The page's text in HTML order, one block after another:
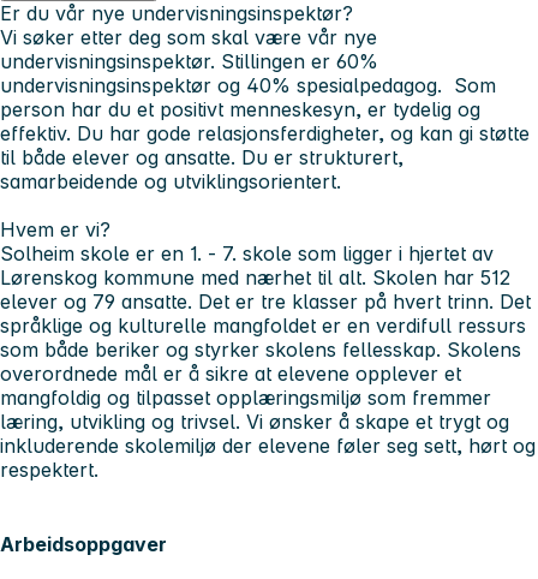
Er du vår nye undervisningsinspektør?
Vi søker etter deg som skal være vår nye
undervisningsinspektør. Stillingen er 60%
undervisningsinspektør og 40% spesialpedagog. Som
person har du et positivt menneskesyn, er tydelig og
effektiv. Du har gode relasjonsferdigheter, og kan gi støtte
til både elever og ansatte. Du er strukturert,
samarbeidende og utviklingsorientert.
Hvem er vi?
Solheim skole er en 1. - 7. skole som ligger i hjertet av
Lørenskog kommune med nærhet til alt. Skolen har 512
elever og 79 ansatte. Det er tre klasser på hvert trinn. Det
språklige og kulturelle mangfoldet er en verdifull ressurs
som både beriker og styrker skolens fellesskap. Skolens
overordnede mål er å sikre at elevene opplever et
mangfoldig og tilpasset opplæringsmiljø som fremmer
læring, utvikling og trivsel. Vi ønsker å skape et trygt og
inkluderende skolemiljø der elevene føler seg sett, hørt og
respektert.
Arbeidsoppgaver